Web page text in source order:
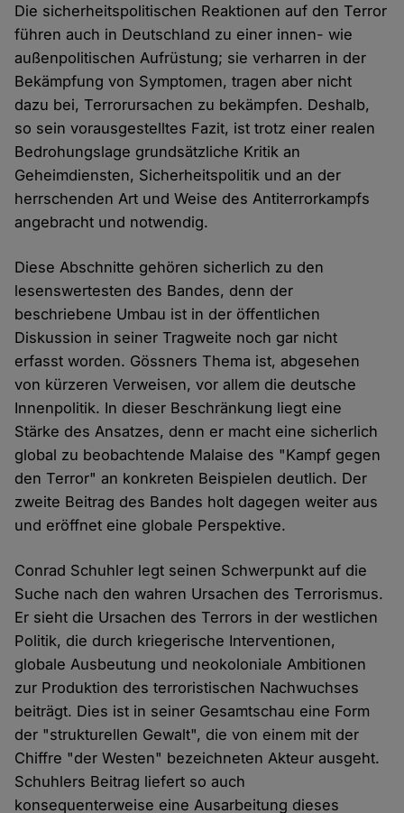
Die sicherheitspolitischen Reaktionen auf den Terror
führen auch in Deutschland zu einer innen- wie
außenpolitischen Aufrüstung; sie verharren in der
Bekämpfung von Symptomen, tragen aber nicht
dazu bei, Terrorursachen zu bekämpfen. Deshalb,
so sein vorausgestelltes Fazit, ist trotz einer realen
Bedrohungslage grundsätzliche Kritik an
Geheimdiensten, Sicherheitspolitik und an der
herrschenden Art und Weise des Antiterrorkampfs
angebracht und notwendig.
Diese Abschnitte gehören sicherlich zu den
lesenswertesten des Bandes, denn der
beschriebene Umbau ist in der öffentlichen
Diskussion in seiner Tragweite noch gar nicht
erfasst worden. Gössners Thema ist, abgesehen
von kürzeren Verweisen, vor allem die deutsche
Innenpolitik. In dieser Beschränkung liegt eine
Stärke des Ansatzes, denn er macht eine sicherlich
global zu beobachtende Malaise des "Kampf gegen
den Terror" an konkreten Beispielen deutlich. Der
zweite Beitrag des Bandes holt dagegen weiter aus
und eröffnet eine globale Perspektive.
Conrad Schuhler legt seinen Schwerpunkt auf die
Suche nach den wahren Ursachen des Terrorismus.
Er sieht die Ursachen des Terrors in der westlichen
Politik, die durch kriegerische Interventionen,
globale Ausbeutung und neokoloniale Ambitionen
zur Produktion des terroristischen Nachwuchses
beiträgt. Dies ist in seiner Gesamtschau eine Form
der "strukturellen Gewalt", die von einem mit der
Chiffre "der Westen" bezeichneten Akteur ausgeht.
Schuhlers Beitrag liefert so auch
konsequenterweise eine Ausarbeitung dieses